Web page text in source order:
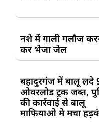
नशे में गाली गलौज
कर भेजा जेल
बहादुरगंज में बालू लदे
ओवरलोड ट्रक जब्त,
की कार्रवाई से बालू
माफियाओ मे मचा